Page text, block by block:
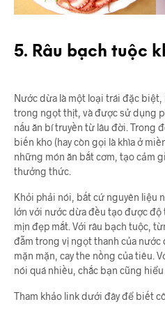
5. Râu bạch tuộc
Nước dừa là một loại trái đặc
trong ngọt thịt, và được sử dụng
nấu ăn bí truyền từ lâu đời. Trong
biến kho (hay còn gọi là khìa ở
những món ăn bắt cơm, tạo cảm
thưởng thức.
Khỏi phải nói, bất cứ nguyên liệu
lớn với nước dừa đều tạo được độ
mịn đẹp mắt. Với râu bạch tuộc,
đẫm trong vị ngọt thanh của nước
mặn mặn, cay the nồng của tiêu.
nói quá nhiều, chắc bạn cũng hiểu
Tham khảo link dưới đây để biết